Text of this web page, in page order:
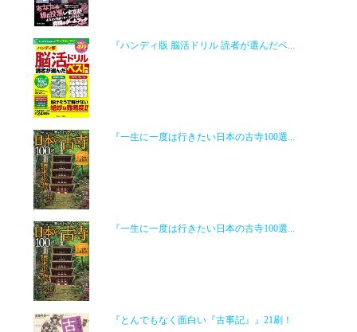
『ハンディ版 脳活ドリル 読者が選んだベ...
『一生に一度は行きたい日本の古寺100選...
『一生に一度は行きたい日本の古寺100選...
『とんでもなく面白い『古事記』』21刷！